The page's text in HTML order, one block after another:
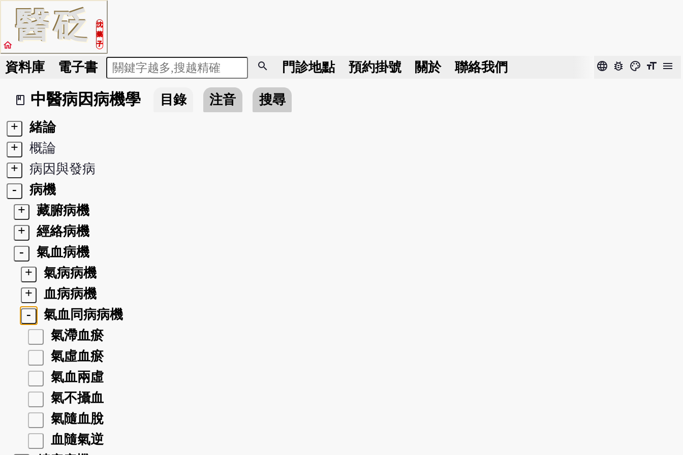
醫砭
沈
藥
子
home
資料庫 電子書 search 門診地點 預約掛號 關於 聯絡我們 language bug_report color_lens format_size menu
book_2
中醫病因病機學 目錄 注音
搜尋
+
緒論
+
概論
+
病因與發病
-
病機
+
藏腑病機
+
經絡病機
-
氣血病機
+
氣病病機
+
血病病機
-
氣血同病病機
氣滯血瘀
氣虛血瘀
氣血兩虛
氣不攝血
氣隨血脫
血隨氣逆